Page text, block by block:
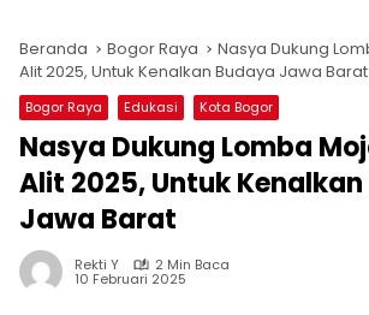
Beranda Bogor Raya
Nasya Dukung
Alit 2025, Untuk Kenalkan Budaya Jawa Barat
Bogor Raya Edukasi Kota Bogor
Nasya Dukung Lomba
Alit 2025, Untuk
Jawa Barat
Rekti Y 2 Min Baca
10 Februari 2025